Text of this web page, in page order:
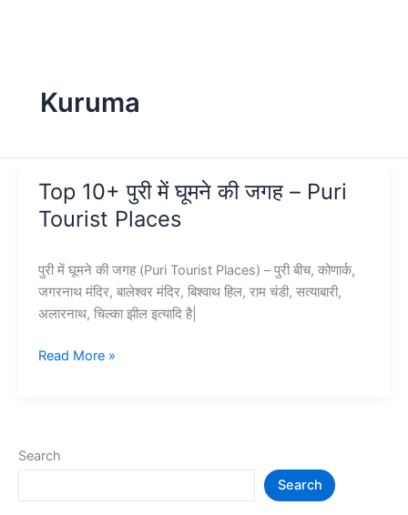
Kuruma
Top 10+ पुरी में घूमने की जगह – Puri
Tourist Places
पुरी में घूमने की जगह (Puri Tourist Places) – पुरी बीच, कोणार्क,
जगरनाथ मंदिर, बालेश्वर मंदिर, बिश्वाथ हिल, राम चंडी, सत्याबारी,
अलारनाथ, चिल्का झील इत्यादि है|
Top
की
Read More »
Search
Search